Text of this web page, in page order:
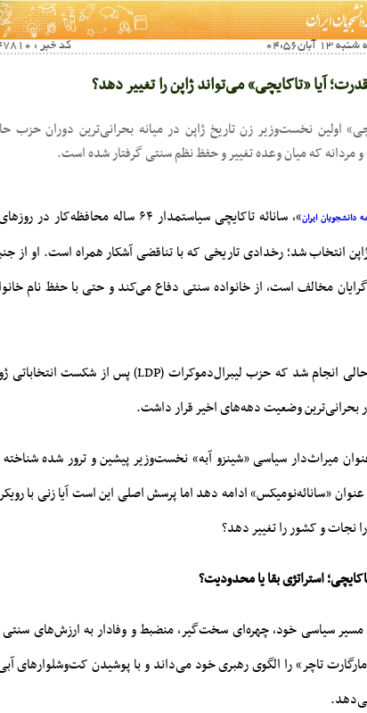
کد خبر : 547810 - سرویس خبری : آخرین اخبار زنان
آیا «تاکایچی» می‌تواند ژاپن را تغییر دهد؟
اولین نخست‌وزیر زن تاریخ ژاپن در میانه بحرانی‌ترین دوران حزب
و مردانه که میان وعده تغییر و حفظ نظم سنتی گرفتار شده‌ است.
دانشجویان ایران
»، سانائه تاکایچی سیاستمدار ۶۴ ساله
انتخاب شد؛ رخدادی تاریخی که با تناقضی آشکار همراه است. او از
مخالف است، از خانواده سنتی دفاع می‌کند و حتی با حفظ نام
بحرانی‌ترین وضعیت دهه‌های اخیر قرار داشت.
میراث‌دار سیاسی «شینزو آبه» نخست‌وزیر پیشین و ترور شده
عنوان «سانائه‌نومیکس» ادامه دهد اما پرسش اصلی این است آیا زنی با
نجات و کشور را تغییر دهد؟
استراتژی بقا یا محدودیت؟
مسیر سیاسی خود، چهره‌ای سخت‌گیر، منضبط و وفادار به ارزش‌های سنتی
تاچر» را الگوی رهبری خود می‌داند و با پوشیدن کت‌وشلوارهای